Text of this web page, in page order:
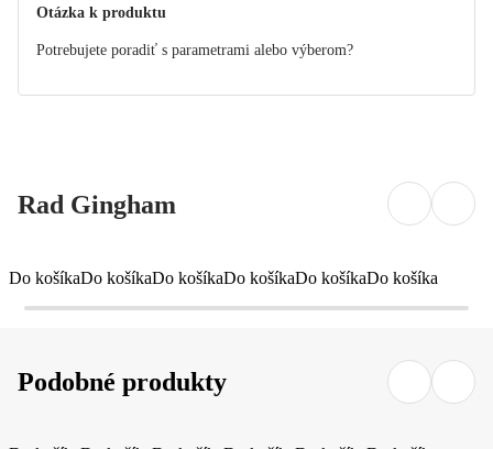
Otázka k produktu
Potrebujete poradiť s parametrami alebo výberom?
Rad Gingham
Do košíkaDo košíkaDo košíkaDo košíkaDo košíkaDo košíka
Podobné produkty